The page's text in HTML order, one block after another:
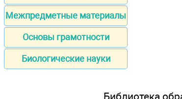
Межпредметные материалы
Основы грамотности
Биологические науки
Библиотека